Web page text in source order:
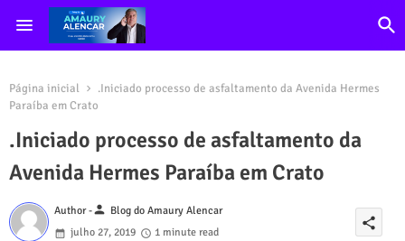
Página inicial
.Iniciado processo de asfaltamento da Avenida Hermes
Paraíba em Crato
.Iniciado processo de asfaltamento da
Avenida Hermes Paraíba em Crato
Author -person Blog do Amaury Alencar
julho 27, 2019
1 minute read
share